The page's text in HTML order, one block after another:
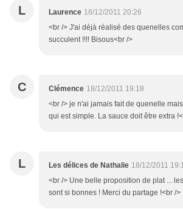
L Laurence 18/12/2011 20:26
<br /> J'ai déjà réalisé des quenelles
succulent !!!! Bisous<br />
C Clémence 18/12/2011 19:18
<br /> je n'ai jamais fait de quenelle
qui est simple. La sauce doit être extra
L Les délices de Nathalie 18/12/2011
<br /> Une belle proposition de plat ...
sont si bonnes ! Merci du partage !<br />